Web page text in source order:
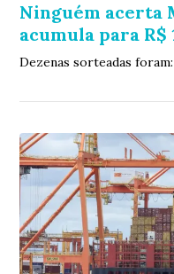
Ninguém acerta
acumula para R$
Dezenas sorteadas